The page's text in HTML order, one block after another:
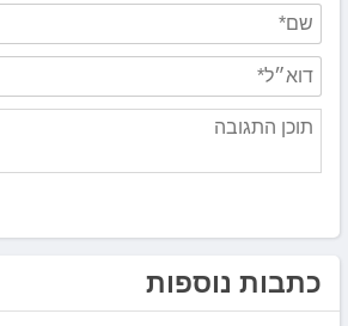
כתבות נוספות